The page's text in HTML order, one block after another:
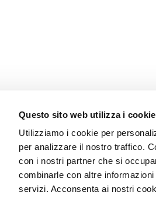
Questo sito web utilizza i cookie
Utilizziamo i cookie per
per analizzare il nostro traffico.
con i nostri partner che si
combinarle con altre
servizi. Acconsenta ai nostri